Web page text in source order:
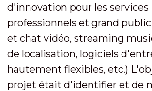
d'innovation pour les
professionnels et grand
et chat vidéo, streaming
de localisation, logiciels
hautement flexibles, etc.)
projet était d'identifier et de